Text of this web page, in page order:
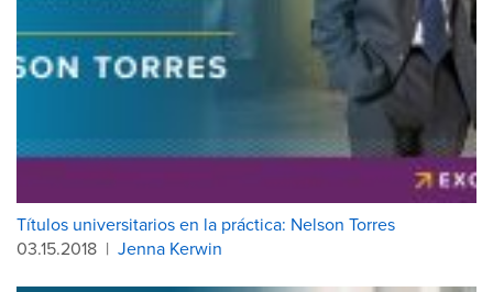
Títulos universitarios en la práctica: Nelson Torres
03.15.2018 | Jenna Kerwin